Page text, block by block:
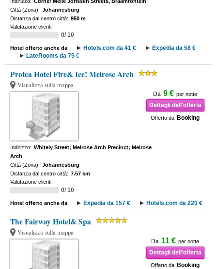
Città (Zona): Johannesburg
Distanza dal centro città: 950 m
Valutazione clienti:
0/ 10
Hotel offerto anche da Hotels.com da 41 €
Expedia da 58 €
LateRooms da 75 €
Protea Hotel Fire& Ice! Melrose Arch
Visualizza sulla mappa
Da 9 € per notte
Dettagli dell'offerta
Offerto da Booking
Indirizzo: Whitely Street; Melrose Arch Precinct; Melrose
Arch
Città (Zona): Johannesburg
Distanza dal centro città: 7.57 km
Valutazione clienti:
0/ 10
Hotel offerto anche da Expedia da 157 € Hotels.com da 220 €
The Fairway Hotel& Spa
Visualizza sulla mappa
Da 11 € per notte
Dettagli dell'offerta
Offerto da Booking